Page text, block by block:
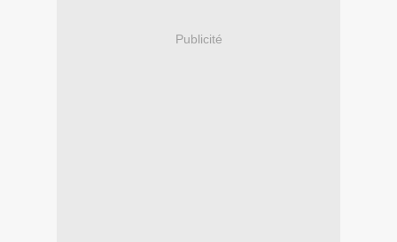
Publicité